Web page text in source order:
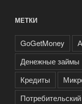
МЕТКИ
GoGetMoney
Денежные займы
Кредиты